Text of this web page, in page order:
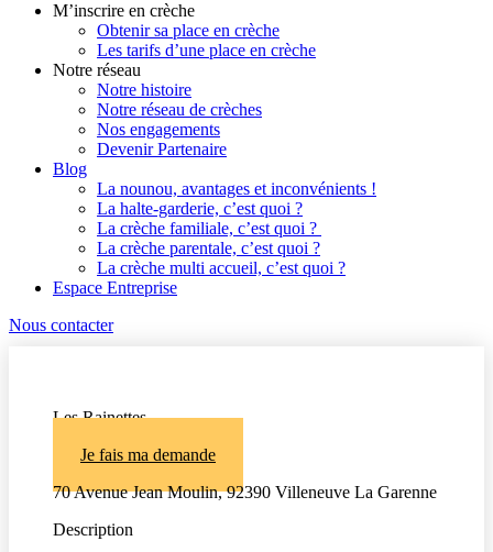
M’inscrire en crèche
Obtenir sa place en crèche
Les tarifs d’une place en crèche
Notre réseau
Notre histoire
Notre réseau de crèches
Nos engagements
Devenir Partenaire
Blog
La nounou, avantages et inconvénients !
La halte-garderie, c’est quoi ?
La crèche familiale, c’est quoi ?
La crèche parentale, c’est quoi ?
La crèche multi accueil, c’est quoi ?
Espace Entreprise
Nous contacter
Les Rainettes
Je fais ma demande
70 Avenue Jean Moulin, 92390 Villeneuve La Garenne
Description